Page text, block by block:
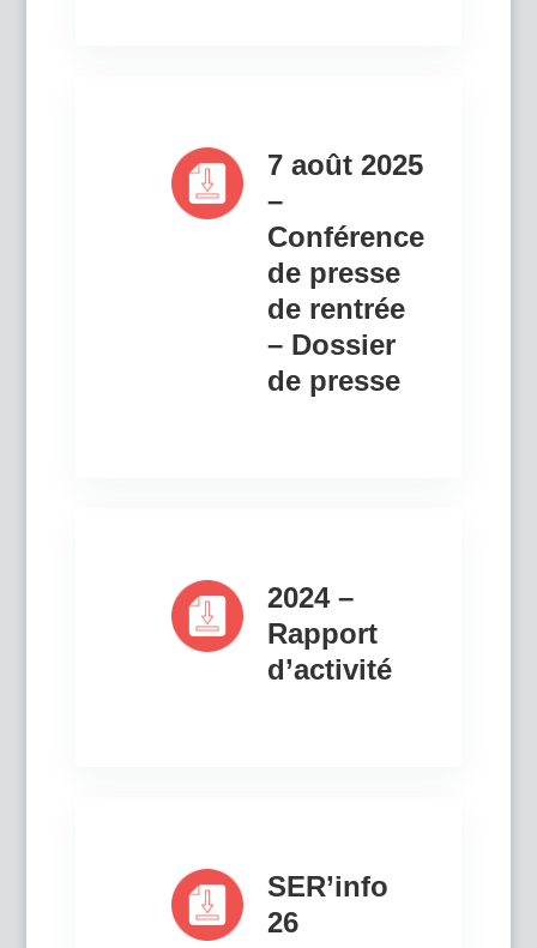
7 août 2025
–
Conférence
de presse
de rentrée
– Dossier
de presse
2024 –
Rapport
d’activité
SER’info
26